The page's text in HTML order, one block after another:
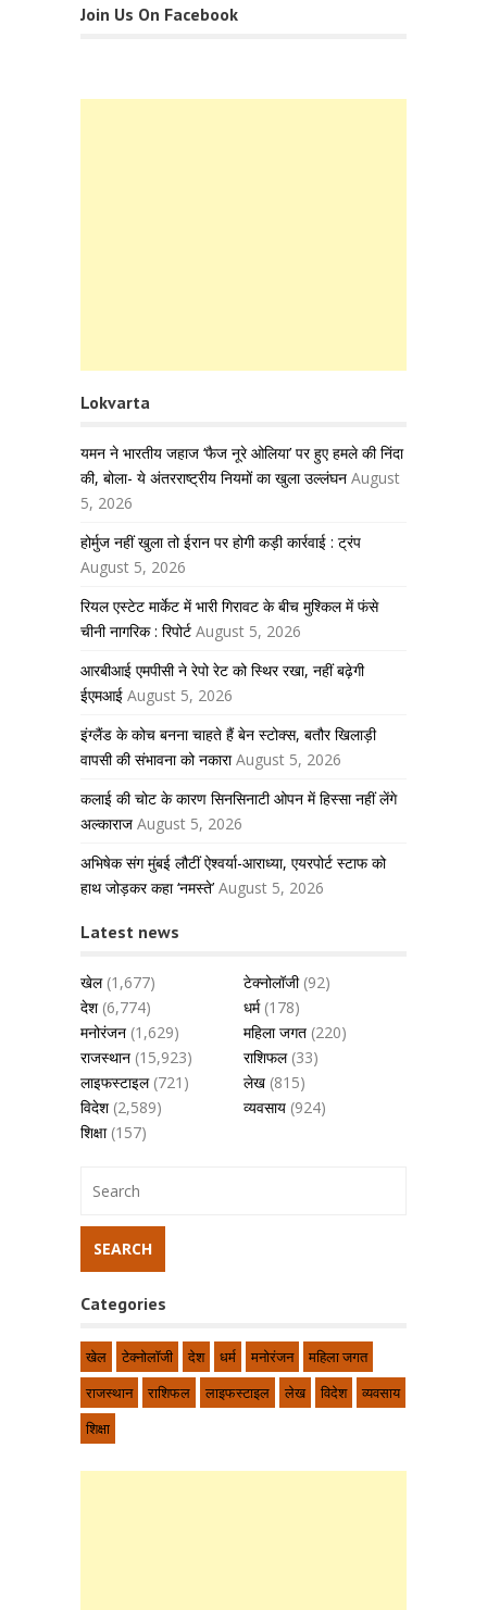
Join Us On Facebook
Lokvarta
यमन ने भारतीय जहाज ‘फैज नूरे ओलिया’ पर हुए हमले की निंदा
की, बोला- ये अंतरराष्ट्रीय नियमों का खुला उल्लंघन August
5, 2026
होर्मुज नहीं खुला तो ईरान पर होगी कड़ी कार्रवाई : ट्रंप
August 5, 2026
रियल एस्टेट मार्केट में भारी गिरावट के बीच मुश्किल में फंसे
चीनी नागरिक : रिपोर्ट August 5, 2026
आरबीआई एमपीसी ने रेपो रेट को स्थिर रखा, नहीं बढ़ेगी
ईएमआई August 5, 2026
इंग्लैंड के कोच बनना चाहते हैं बेन स्टोक्स, बतौर खिलाड़ी
वापसी की संभावना को नकारा August 5, 2026
कलाई की चोट के कारण सिनसिनाटी ओपन में हिस्सा नहीं लेंगे
अल्काराज August 5, 2026
अभिषेक संग मुंबई लौटीं ऐश्वर्या-आराध्या, एयरपोर्ट स्टाफ को
हाथ जोड़कर कहा ‘नमस्ते’ August 5, 2026
Latest news
खेल(1,677) टेक्नोलॉजी(92)
देश(6,774) धर्म(178)
मनोरंजन (1,629) महिला जगत (220)
राजस्थान (15,923) राशिफल(33)
लाइफस्टाइल(721) लेख (815)
विदेश(2,589) व्यवसाय (924)
शिक्षा(157)
Categories
खेल टेक्नोलॉजी देश धर्म मनोरंजन
महिला जगत
राजस्थान
राशिफल लाइफस्टाइल लेख विदेश
व्यवसाय
शिक्षा